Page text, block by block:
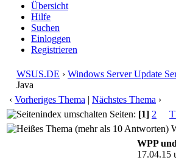
Übersicht
Hilfe
Suchen
Einloggen
Registrieren
WSUS.DE › Windows Server Update
Java
‹ Vorheriges Thema | Nächstes Thema ›
Seiten: [1] 2
WPP
17.04.15